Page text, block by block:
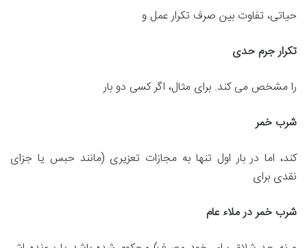
حیاتی، تفاوت بین صرف تکرار عمل و
تکرار جرم حدی
را مشخص می کند. برای مثال، اگر کسی دو بار
شرب خمر
کند، اما در بار اول تنها به مجازات تعزیری (مانند حبس یا جزای
نقدی برای
شرب خمر در ملاء عام